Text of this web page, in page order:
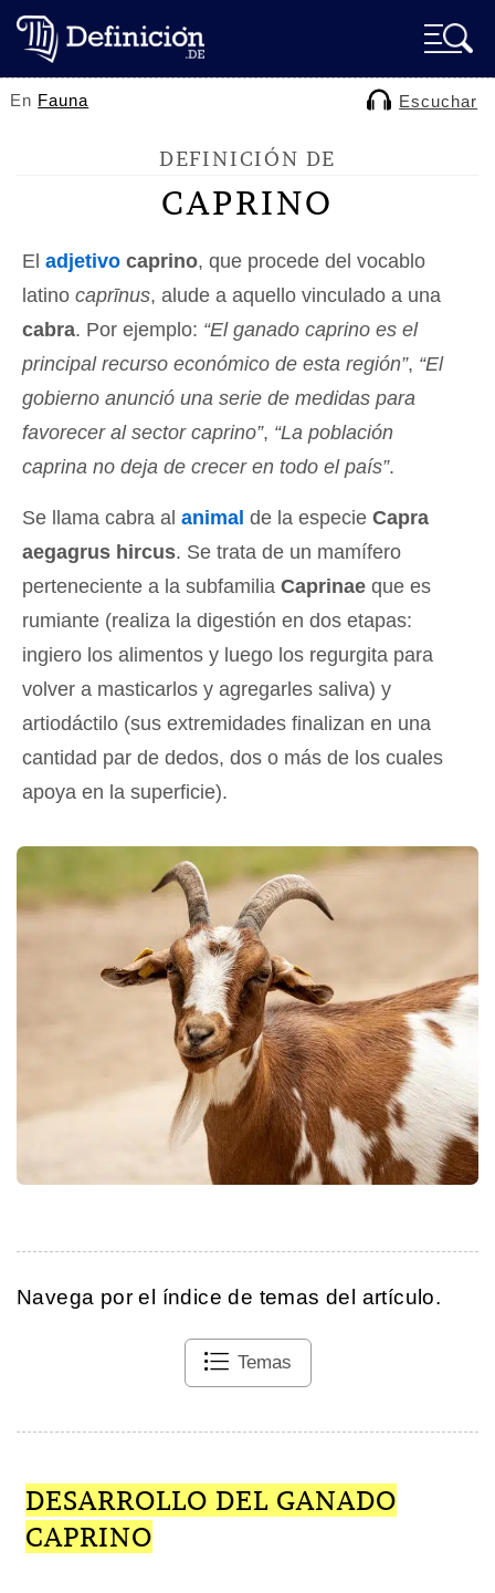
En Fauna Escuchar
DEFINICIÓN DE
CAPRINO
El adjetivo caprino, que procede del vocablo
latino caprīnus, alude a aquello vinculado a una
cabra. Por ejemplo: “El ganado caprino es el
principal recurso económico de esta región”, “El
gobierno anunció una serie de medidas para
favorecer al sector caprino”, “La población
caprina no deja de crecer en todo el país”.
Se llama cabra al animal de la especie Capra
aegagrus hircus. Se trata de un mamífero
perteneciente a la subfamilia Caprinae que es
rumiante (realiza la digestión en dos etapas:
ingiero los alimentos y luego los regurgita para
volver a masticarlos y agregarles saliva) y
artiodáctilo (sus extremidades finalizan en una
cantidad par de dedos, dos o más de los cuales
apoya en la superficie).
Navega por el índice de temas del artículo.
Temas
DESARROLLO DEL GANADO
CAPRINO